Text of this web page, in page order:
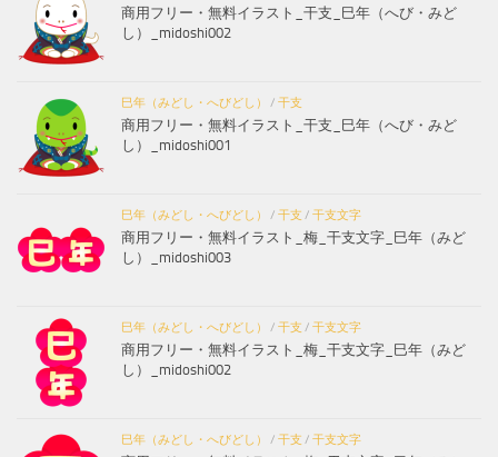
商用フリー・無料イラスト_干支_巳年（へび・みど
し）_midoshi002
巳年（みどし・へびどし） / 干支
商用フリー・無料イラスト_干支_巳年（へび・みど
し）_midoshi001
巳年（みどし・へびどし） / 干支 / 干支文字
商用フリー・無料イラスト_梅_干支文字_巳年（みど
し）_midoshi003
巳年（みどし・へびどし） / 干支 / 干支文字
商用フリー・無料イラスト_梅_干支文字_巳年（みど
し）_midoshi002
巳年（みどし・へびどし） / 干支 / 干支文字